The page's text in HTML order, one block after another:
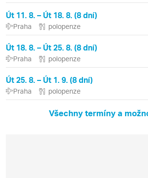
Út 11. 8. – Út 18. 8. (8 dní)
Praha polopenze
Út 18. 8. – Út 25. 8. (8 dní)
Praha polopenze
Út 25. 8. – Út 1. 9. (8 dní)
Praha polopenze
Všechny termíny a